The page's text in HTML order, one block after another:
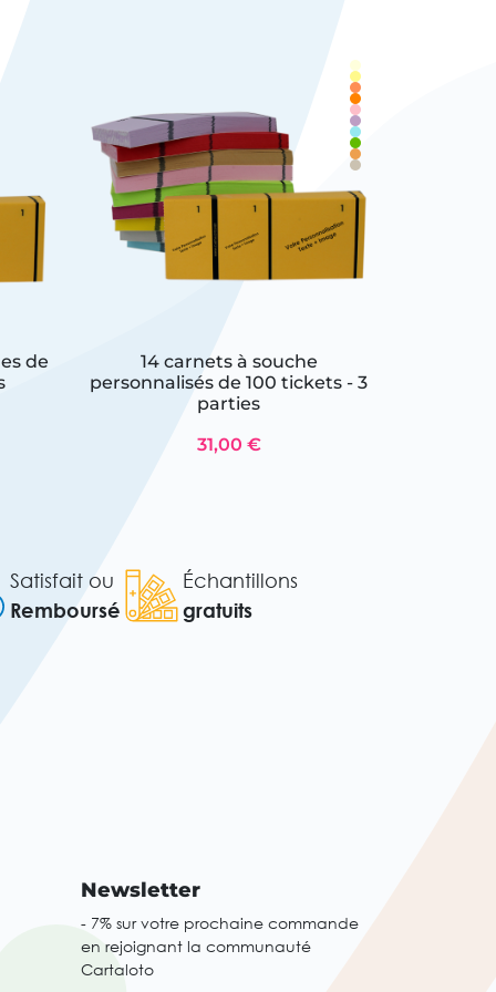
de
14 carnets à souche
personnalisés de 100 tickets - 3
parties
31,00 €
Satisfait ou
Remboursé
Échantillons
gratuits
Newsletter
- 7% sur votre prochaine commande
en rejoignant la communauté
Cartaloto